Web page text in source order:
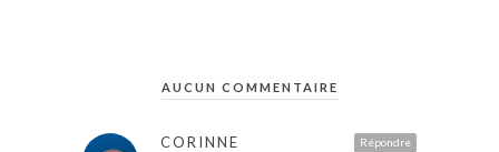
AUCUN COMMENTAIRE
Répondre
CORINNE